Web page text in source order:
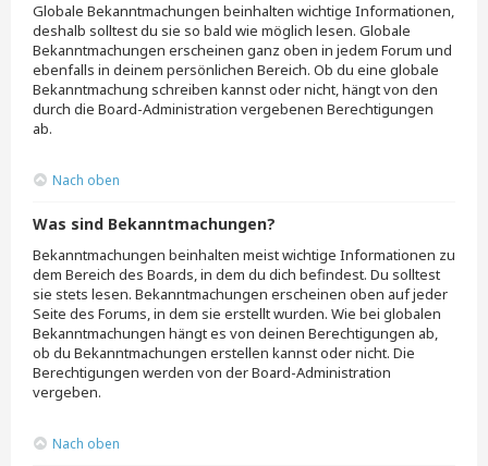
Globale Bekanntmachungen beinhalten wichtige Informationen,
deshalb solltest du sie so bald wie möglich lesen. Globale
Bekanntmachungen erscheinen ganz oben in jedem Forum und
ebenfalls in deinem persönlichen Bereich. Ob du eine globale
Bekanntmachung schreiben kannst oder nicht, hängt von den
durch die Board-Administration vergebenen Berechtigungen
ab.
Nach oben
Was sind Bekanntmachungen?
Bekanntmachungen beinhalten meist wichtige Informationen zu
dem Bereich des Boards, in dem du dich befindest. Du solltest
sie stets lesen. Bekanntmachungen erscheinen oben auf jeder
Seite des Forums, in dem sie erstellt wurden. Wie bei globalen
Bekanntmachungen hängt es von deinen Berechtigungen ab,
ob du Bekanntmachungen erstellen kannst oder nicht. Die
Berechtigungen werden von der Board-Administration
vergeben.
Nach oben